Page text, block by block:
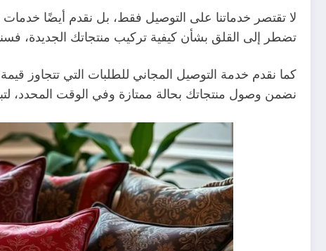
لا تقتصر خدماتنا على التوصيل فقط، بل نقدم أيضًا
تضطر إلى القلق بشأن كيفية تركيب منتجاتك الجديدة،
كما نقدم خدمة التوصيل المجاني للطلبات التي تتجاوز قيمة
نضمن وصول منتجاتك بحالة ممتازة وفي الوقت المحدد،